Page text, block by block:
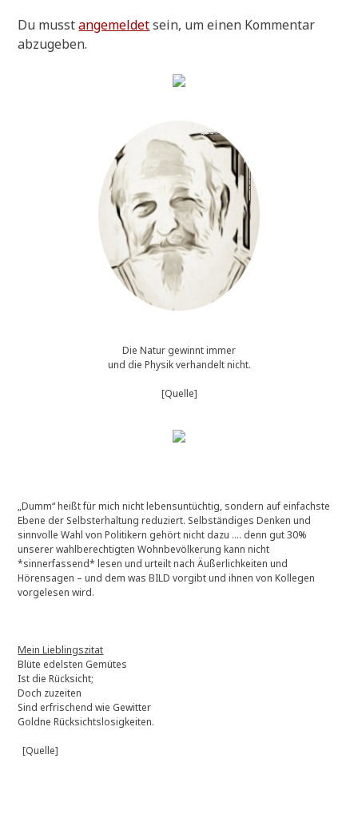
Du musstangemeldetsein, um einen Kommentar
abzugeben.
Die Natur gewinnt immer
und die Physik verhandelt nicht.
[Quelle]
„Dumm“ heißt für mich nicht lebensuntüchtig, sondern auf einfachste
Ebene der Selbsterhaltung reduziert. Selbständiges Denken und
sinnvolle Wahl von Politikern gehört nicht dazu …. denn gut 30%
unserer wahlberechtigten Wohnbevölkerung kann nicht
*sinnerfassend* lesen und urteilt nach Äußerlichkeiten und
Hörensagen – und dem was BILD vorgibt und ihnen von Kollegen
vorgelesen wird.
Mein Lieblingszitat
Blüte edelsten Gemütes
Ist die Rücksicht;
Doch zuzeiten
Sind erfrischend wie Gewitter
Goldne Rücksichtslosigkeiten.
[Quelle]